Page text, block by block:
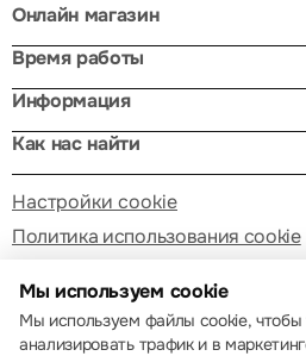
Онлайн магазин
Время работы
Информация
Как нас найти
Настройки cookie
Политика использования cookie
Мы используем cookie
Мы используем файлы cookie, чтобы
анализировать трафик и в